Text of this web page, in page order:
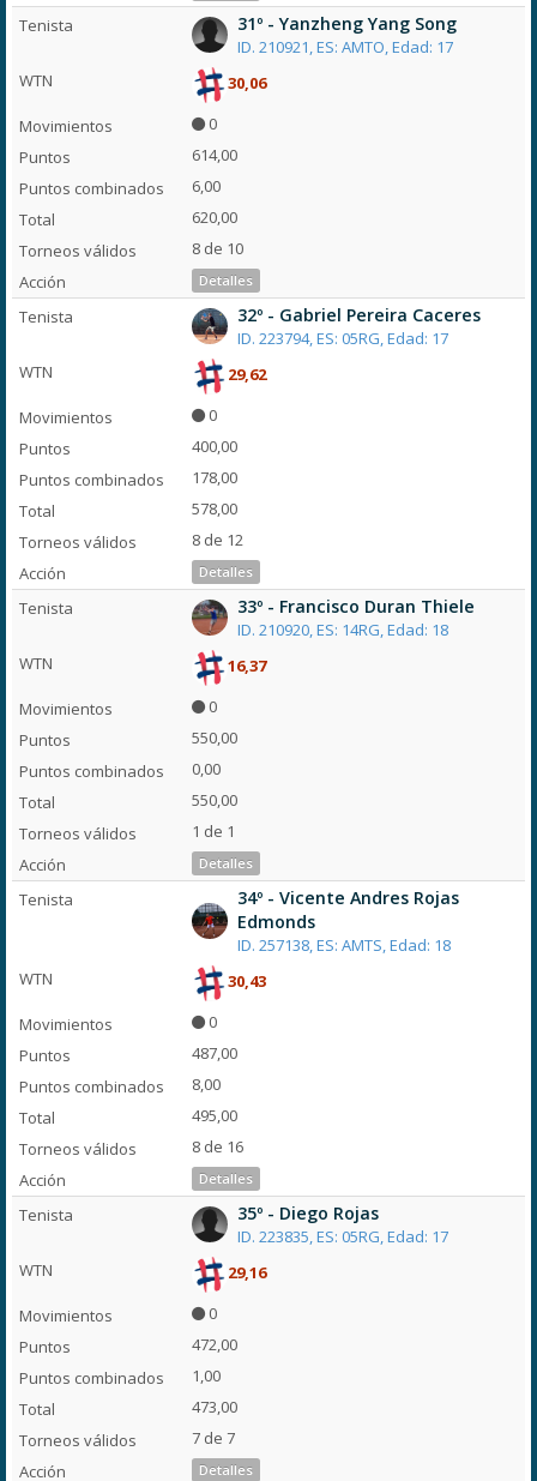
31º - Yanzheng Yang Song
ID. 210921, ES: AMTO, Edad: 17
30,06
0
614,00
6,00
620,00
8 de 10
Detalles
32º - Gabriel Pereira Caceres
ID. 223794, ES: 05RG, Edad: 17
29,62
0
400,00
178,00
578,00
8 de 12
Detalles
33º - Francisco Duran Thiele
ID. 210920, ES: 14RG, Edad: 18
16,37
0
550,00
0,00
550,00
1 de 1
Detalles
34º - Vicente Andres Rojas
Edmonds
ID. 257138, ES: AMTS, Edad: 18
30,43
0
487,00
8,00
495,00
8 de 16
Detalles
35º - Diego Rojas
ID. 223835, ES: 05RG, Edad: 17
29,16
0
472,00
1,00
473,00
7 de 7
Detalles